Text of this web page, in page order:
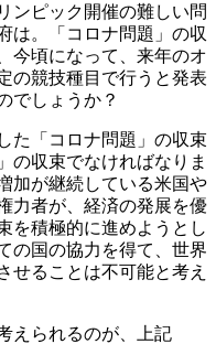
ンピック開催の難しい問
は。「コロナ問題」の収
今頃になって、来年のオ
の競技種目で行うと発表
でしょうか？
た「コロナ問題」の収束
の収束でなければなりま
加が継続している米国や
力者が、経済の発展を優
を積極的に進めようとし
の国の協力を得て、世界
せることは不可能と考え
えられるのが、上記